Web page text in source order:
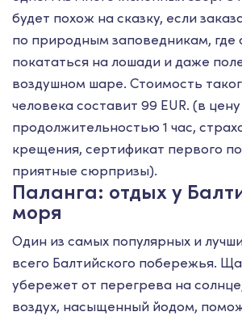
будет похож на сказку, если
по природным заповедникам, где
покататься на лошади и даже
воздушном шаре. Стоимость
человека составит 99 EUR. (в
продолжительностью 1 час,
крещения, сертификат первого
приятные сюрпризы).
Паланга: отдых у
моря
Один из самых популярных и
всего Балтийского побережья.
убережет от перегрева на
воздух, насыщенный йодом,